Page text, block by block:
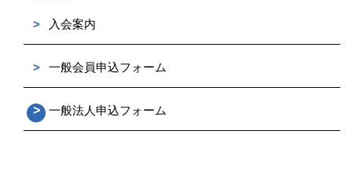
> 入会案内
> 一般会員申込フォーム
> 一般法人申込フォーム